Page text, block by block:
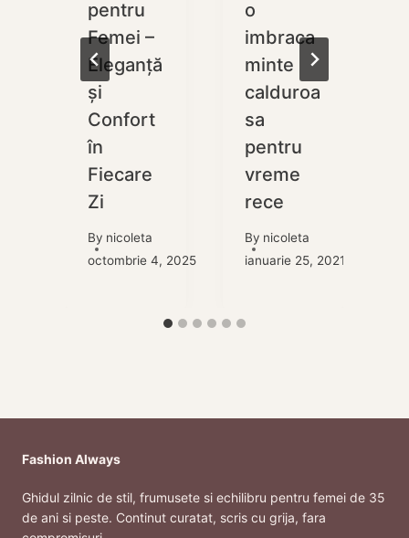
pentru
Femei –
Eleganță
și
Confort
în
Fiecare
Zi
By nicoleta
octombrie 4, 2025
o
imbraca
minte
calduroa
sa
pentru
vreme
rece
By nicoleta
ianuarie 25, 2021
Fashion Always
Ghidul zilnic de stil, frumusete si echilibru pentru femei de 35
de ani si peste. Continut curatat, scris cu grija, fara